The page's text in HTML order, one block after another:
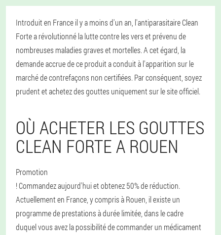
Introduit en France il y a moins d'un an, l'antiparasitaire Clean
Forte a révolutionné la lutte contre les vers et prévenu de
nombreuses maladies graves et mortelles. A cet égard, la
demande accrue de ce produit a conduit à l'apparition sur le
marché de contrefaçons non certifiées. Par conséquent, soyez
prudent et achetez des gouttes uniquement sur le site officiel.
OÙ ACHETER LES GOUTTES
CLEAN FORTE A ROUEN
Promotion
! Commandez aujourd'hui et obtenez 50% de réduction.
Actuellement en France, y compris à Rouen, il existe un
programme de prestations à durée limitée, dans le cadre
duquel vous avez la possibilité de commander un médicament